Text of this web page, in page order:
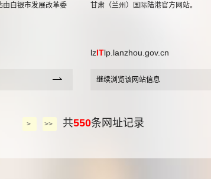
由白银市发展改革委
甘肃（兰州）国际陆港官方网站。
lzITlp.lanzhou.gov.cn
继续浏览该网站信息
> >> 共550条网址记录